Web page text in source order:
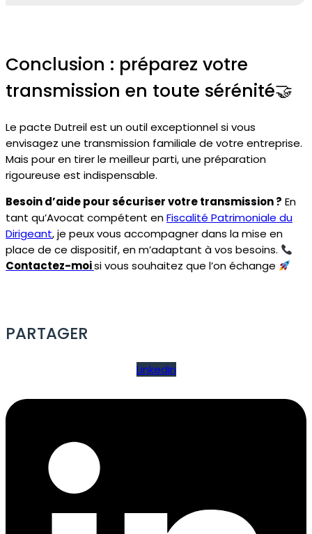
Conclusion : préparez votre
transmission en toute sérénité🤝
Le pacte Dutreil est un outil exceptionnel si vous
envisagez une transmission familiale de votre entreprise.
Mais pour en tirer le meilleur parti, une préparation
rigoureuse est indispensable.
Besoin d’aide pour sécuriser votre transmission ? En
tant qu’Avocat compétent enFiscalité Patrimoniale du
Dirigeant, je peux vous accompagner dans la mise en
place de ce dispositif, en m’adaptant à vos besoins.
Contactez-moisi vous souhaitez que l’on échange
PARTAGER
Linkedin